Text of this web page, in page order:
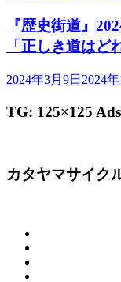
『歴史街道』
「正しき道はど
2024年3月9日 2024
TG: 125×125 Ads
カタヤマサイ